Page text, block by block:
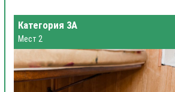
Категория 3А
Мест 2